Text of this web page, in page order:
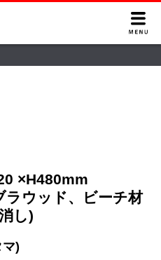
×H480mm
ラウッド、ビーチ材
し)
)